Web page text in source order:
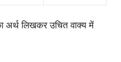
अर्थ लिखकर उचित वाक्य में